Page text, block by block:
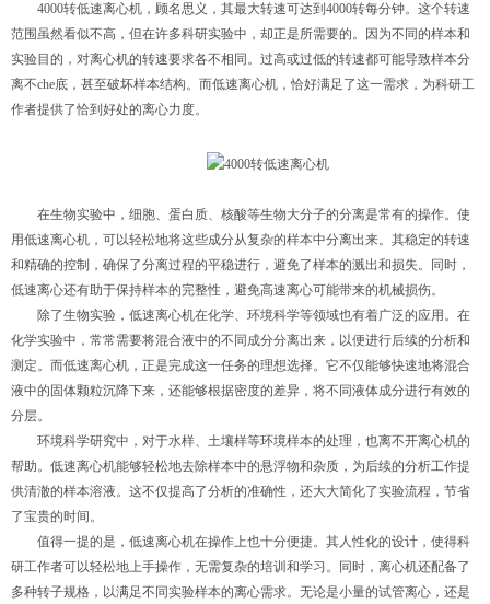
4000转低速离心机，顾名思义，其最大转速可达到4000转每分钟。这个转速
范围虽然看似不高，但在许多科研实验中，却正是所需要的。因为不同的样本和
实验目的，对离心机的转速要求各不相同。过高或过低的转速都可能导致样本分
离不che底，甚至破坏样本结构。而低速离心机，恰好满足了这一需求，为科研工
作者提供了恰到好处的离心力度。
在生物实验中，细胞、蛋白质、核酸等生物大分子的分离是常有的操作。使
用低速离心机，可以轻松地将这些成分从复杂的样本中分离出来。其稳定的转速
和精确的控制，确保了分离过程的平稳进行，避免了样本的溅出和损失。同时，
低速离心还有助于保持样本的完整性，避免高速离心可能带来的机械损伤。
除了生物实验，低速离心机在化学、环境科学等领域也有着广泛的应用。在
化学实验中，常常需要将混合液中的不同成分分离出来，以便进行后续的分析和
测定。而低速离心机，正是完成这一任务的理想选择。它不仅能够快速地将混合
液中的固体颗粒沉降下来，还能够根据密度的差异，将不同液体成分进行有效的
分层。
环境科学研究中，对于水样、土壤样等环境样本的处理，也离不开离心机的
帮助。低速离心机能够轻松地去除样本中的悬浮物和杂质，为后续的分析工作提
供清澈的样本溶液。这不仅提高了分析的准确性，还大大简化了实验流程，节省
了宝贵的时间。
值得一提的是，低速离心机在操作上也十分便捷。其人性化的设计，使得科
研工作者可以轻松地上手操作，无需复杂的培训和学习。同时，离心机还配备了
多种转子规格，以满足不同实验样本的离心需求。无论是小量的试管离心，还是